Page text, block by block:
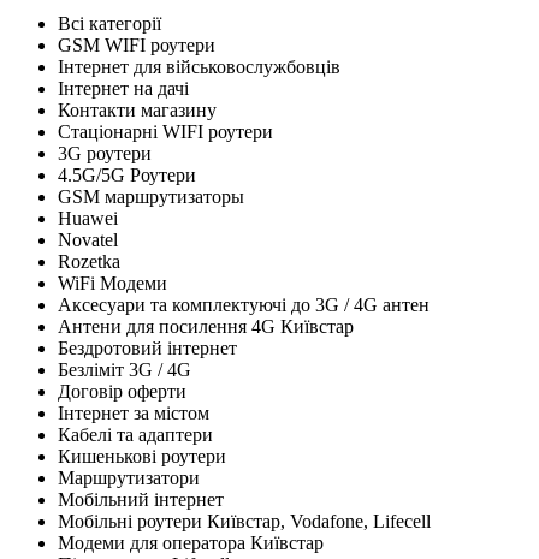
Всі категорії
GSM WIFI роутери
Інтернет для військовослужбовців
Інтернет на дачі
Контакти магазину
Стаціонарні WIFI роутери
3G роутери
4.5G/5G Роутери
GSM маршрутизаторы
Huawei
Novatel
Rozetka
WiFi Модеми
Аксесуари та комплектуючі до 3G / 4G антен
Антени для посилення 4G Київстар
Бездротовий інтернет
Безліміт 3G / 4G
Договір оферти
Інтернет за містом
Кабелі та адаптери
Кишенькові роутери
Маршрутизатори
Мобільний інтернет
Мобільні роутери Київстар, Vodafone, Lifecell
Модеми для оператора Київстар